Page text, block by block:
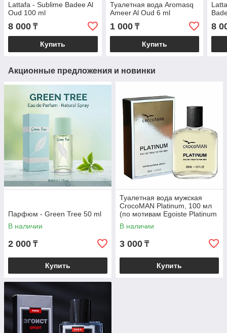
Lattafa - Sublime Badee Al
Oud 100 ml
8 000 ₸
Купить
Туалетная вода Aromasq
Ameer Al Oud 6 ml
1 000₸
Купить
8
Акционные предложения и новинки
Парфюм - Green Tree 50 ml
В наличии
2 000 ₸
Купить
Туалетная вода мужская
CrocoMAN Platinum, 100 мл
(по мотивам Egoiste Platinum
(Chanel)
В наличии
3 000 ₸
Купить